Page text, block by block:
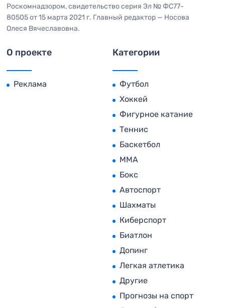
Роскомнадзором, свидетельство серия Эл № ФС77-
80505 от 15 марта 2021 г. Главный редактор — Носова
Олеся Вячеславовна.
О проекте
Реклама
Категории
Футбол
Хоккей
Фигурное катание
Теннис
Баскетбол
MMA
Бокс
Автоспорт
Шахматы
Киберспорт
Биатлон
Допинг
Легкая атлетика
Другие
Прогнозы на спорт